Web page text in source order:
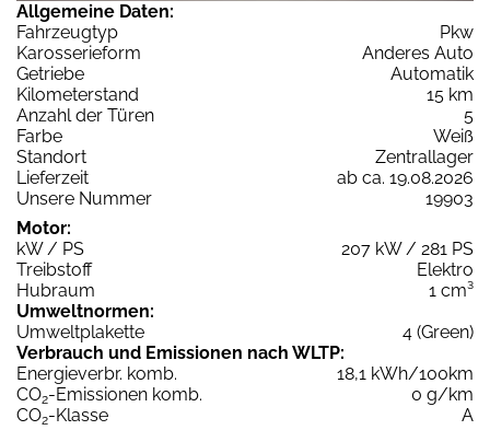
Allgemeine Daten:
Fahrzeugtyp
Pkw
Karosserieform
Anderes Auto
Getriebe
Automatik
Kilometerstand
15 km
Anzahl der Türen
5
Farbe
Weiß
Standort
Zentrallager
Lieferzeit
ab ca. 19.08.2026
Unsere Nummer
19903
Motor:
kW / PS
207 kW / 281 PS
Treibstoff
Elektro
Hubraum
1 cm³
Umweltnormen:
Umweltplakette
4 (Green)
Verbrauch und Emissionen nach WLTP:
Energieverbr. komb.
18,1 kWh/100km
CO2-Emissionen komb.
0 g/km
CO2-Klasse
A